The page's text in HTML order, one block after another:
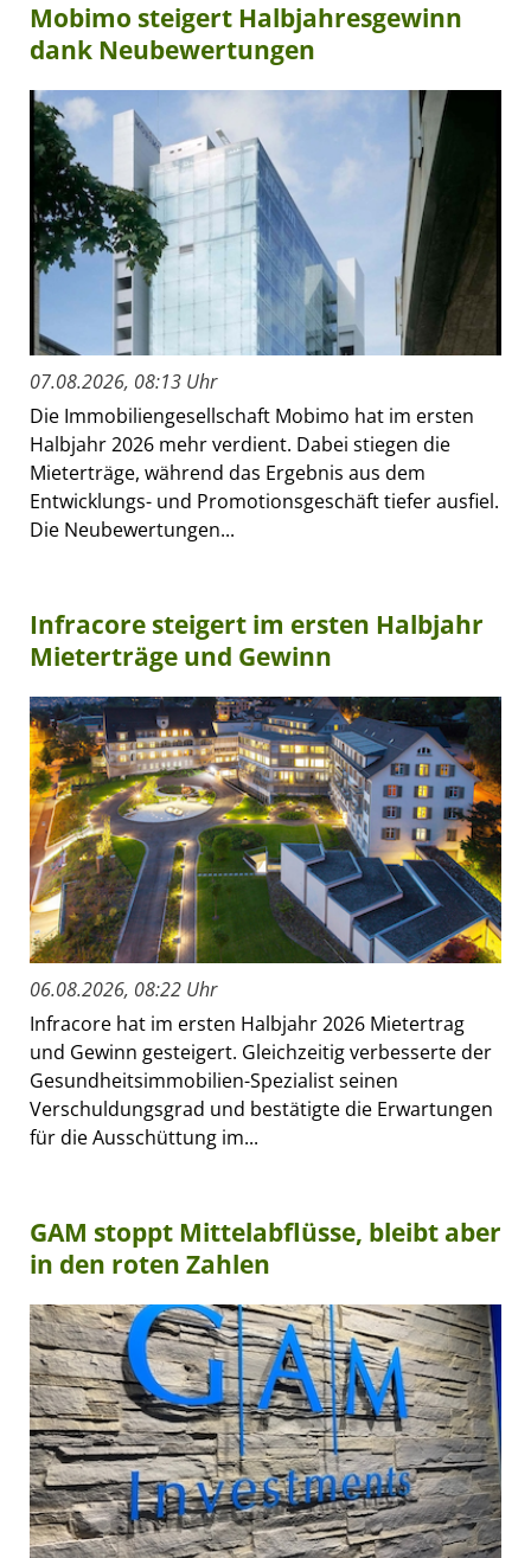
Mobimo steigert Halbjahresgewinn
dank Neubewertungen
07.08.2026, 08:13 Uhr
Die Immobiliengesellschaft Mobimo hat im ersten
Halbjahr 2026 mehr verdient. Dabei stiegen die
Mieterträge, während das Ergebnis aus dem
Entwicklungs- und Promotionsgeschäft tiefer ausfiel.
Die Neubewertungen...
Infracore steigert im ersten Halbjahr
Mieterträge und Gewinn
06.08.2026, 08:22 Uhr
Infracore hat im ersten Halbjahr 2026 Mietertrag
und Gewinn gesteigert. Gleichzeitig verbesserte der
Gesundheitsimmobilien-Spezialist seinen
Verschuldungsgrad und bestätigte die Erwartungen
für die Ausschüttung im...
GAM stoppt Mittelabflüsse, bleibt aber
in den roten Zahlen